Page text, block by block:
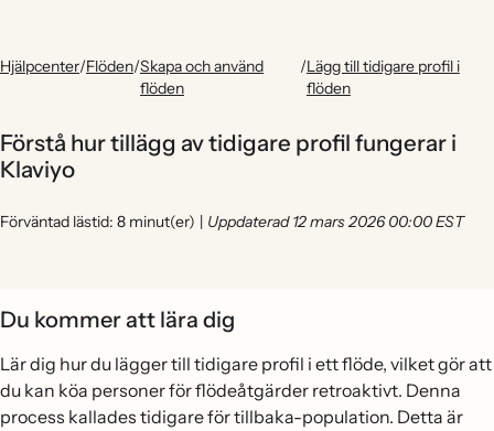
Hjälpcenter/Flöden/Skapa och använd
flöden
/Lägg till tidigare profil i
flöden
Förstå hur tillägg av tidigare profil fungerar i
Klaviyo
Förväntad lästid: 8 minut(er) | Uppdaterad 12 mars 2026 00:00 EST
Du kommer att lära dig
Lär dig hur du lägger till tidigare profil i ett flöde, vilket gör att
du kan köa personer för flödeåtgärder retroaktivt. Denna
process kallades tidigare för tillbaka-population. Detta är